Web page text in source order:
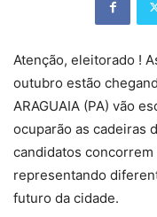
Atenção, eleitorado !
outubro estão
ARAGUAIA (PA) vão
ocuparão as cadeiras
candidatos concorrem
representando
futuro da cidade.